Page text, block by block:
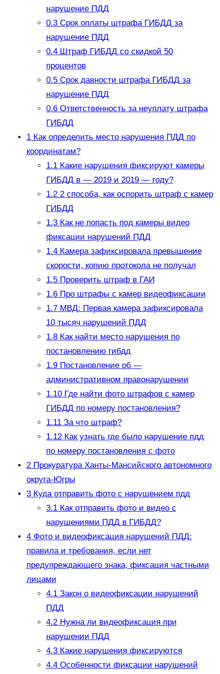
нарушение ПДД
0.3Срок оплаты штрафа ГИБДД за
нарушение ПДД
0.4Штраф ГИБДД со скидкой 50
процентов
0.5Срок давности штрафа ГИБДД за
нарушение ПДД
0.6Ответственность за неуплату штрафа
ГИБДД
1Как определить место нарушения ПДД по
координатам?
1.1Какие нарушения фиксируют камеры
ГИБДД в — 2019 и 2019 — году?
1.22 способа, как оспорить штраф с камер
ГИБДД
1.3Как не попасть под камеры видео
фиксации нарушений ПДД
1.4Камера зафиксировала превышение
скорости, копию протокола не получал
1.5Проверить штраф в ГАИ
1.6Про штрафы с камер видеофиксации
1.7МВД: Первая камера зафиксировала
10 тысяч нарушений ПДД
1.8Как найти место нарушения по
постановлению гибдд
1.9Постановление об —
административном правонарушении
1.10Где найти фото штрафов с камер
ГИБДД по номеру постановления?
1.11За что штраф?
1.12Как узнать где было нарушение пдд
по номеру постановления с фото
2Прокуратура Ханты-Мансийского автономного
округа-Югры
3Куда отправить фото с нарушением пдд
3.1Как отправить фото и видео с
нарушениями ПДД в ГИБДД?
4Фото и видеофиксация нарушений ПДД:
правила и требования, если нет
предупреждающего знака, фиксация частными
лицами
4.1Закон о видеофиксации нарушений
ПДД
4.2Нужна ли видеофиксация при
нарушении ПДД
4.3Какие нарушения фиксируются
4.4Особенности фиксации нарушений